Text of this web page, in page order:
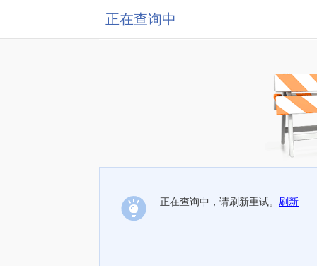
正在查询中
正在查询中，请刷新重试。 刷新